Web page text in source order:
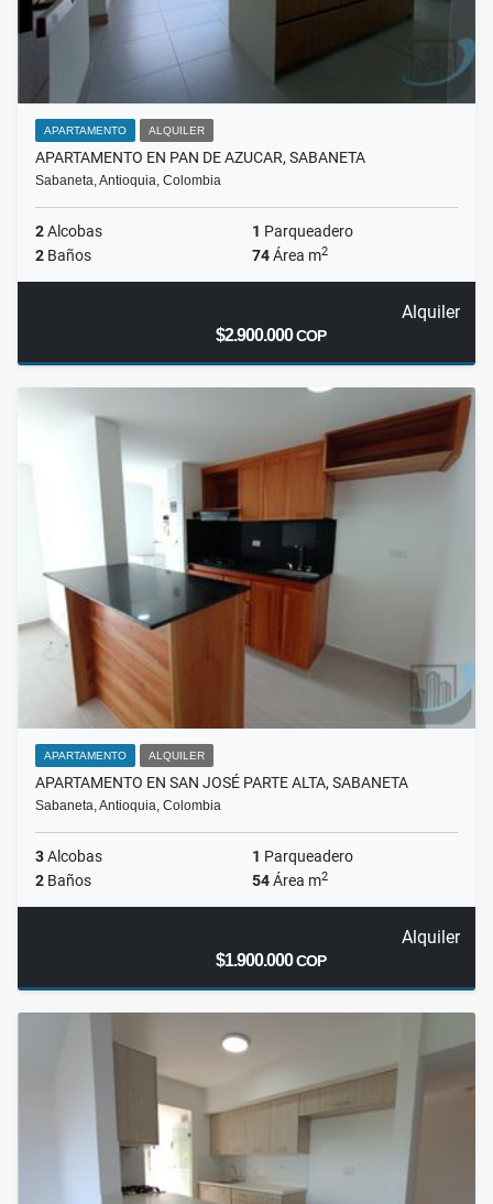
APARTAMENTO ALQUILER
APARTAMENTO EN PAN DE AZUCAR, SABANETA
Sabaneta, Antioquia, Colombia
2Alcobas 1 Parqueadero
2 Baños 74Área m2
Alquiler
$2.900.000COP
APARTAMENTO ALQUILER
APARTAMENTO EN SAN JOSÉ PARTE ALTA, SABANETA
Sabaneta, Antioquia, Colombia
3Alcobas 1 Parqueadero
2 Baños 54Área m2
Alquiler
$1.900.000COP